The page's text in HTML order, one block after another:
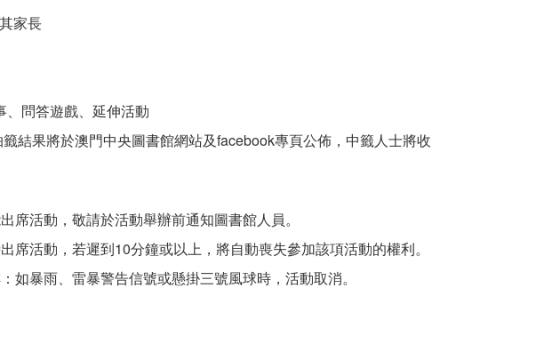
家長
、問答遊戲、延伸活動
結果將於澳門中央圖書館網站及facebook專頁公佈，中籤人士將收
席活動，敬請於活動舉辦前通知圖書館人員。
席活動，若遲到10分鐘或以上，將自動喪失參加該項活動的權利。
如暴雨、雷暴警告信號或懸掛三號風球時，活動取消。